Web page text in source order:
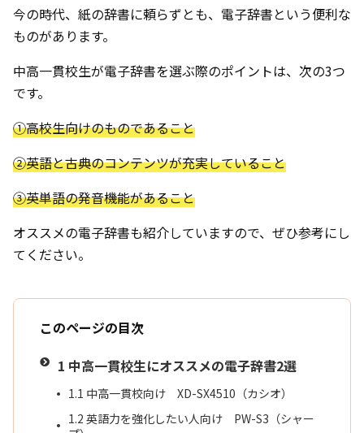
今の時代、紙の辞書に頼らずとも、電子辞書という便利な
ものがあります。
中高一貫校生が電子辞書を選ぶ際のポイントは、次の3つ
です。
①高校生向けのものであること
②英語と古典のコンテンツが充実していること
③英単語の発音機能があること
オススメの電子辞書も紹介していますので、ぜひ参考にし
てください。
このページの目次
1 中高一貫校生にオススメの電子辞書2選
1.1 中高一貫校向け XD-SX4510（カシオ）
1.2 英語力を強化したい人向け PW-S3（シャー